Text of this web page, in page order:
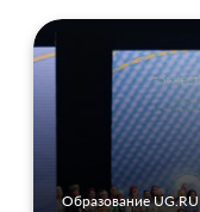
Образование UG.RU